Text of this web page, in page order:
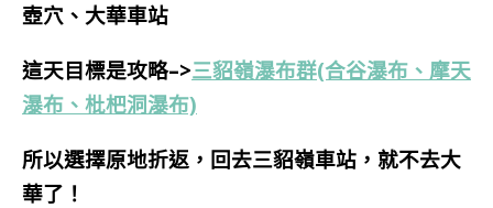
壺穴、大華車站
這天目標是攻略–>三貂嶺瀑布群(合谷瀑布、摩天
瀑布、枇杷洞瀑布)
所以選擇原地折返，回去三貂嶺車站，就不去大
華了！